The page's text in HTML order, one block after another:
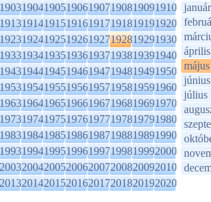
1904190519061907190819091910
1914191519161917191819191920
1924192519261927192819291930
1934193519361937193819391940
1944194519461947194819491950
1954195519561957195819591960
1964196519661967196819691970
1974197519761977197819791980
1984198519861987198819891990
1994199519961997199819992000
2004200520062007200820092010
2014201520162017201820192020
január
április
május
június
július